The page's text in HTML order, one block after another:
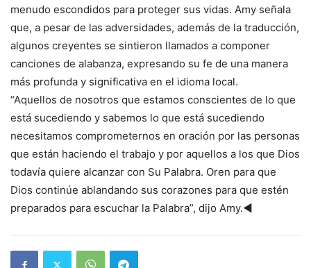
menudo escondidos para proteger sus vidas. Amy señala
que, a pesar de las adversidades, además de la traducción,
algunos creyentes se sintieron llamados a componer
canciones de alabanza, expresando su fe de una manera
más profunda y significativa en el idioma local.
“Aquellos de nosotros que estamos conscientes de lo que
está sucediendo y sabemos lo que está sucediendo
necesitamos comprometernos en oración por las personas
que están haciendo el trabajo y por aquellos a los que Dios
todavía quiere alcanzar con Su Palabra. Oren para que
Dios continúe ablandando sus corazones para que estén
preparados para escuchar la Palabra”, dijo Amy.◄